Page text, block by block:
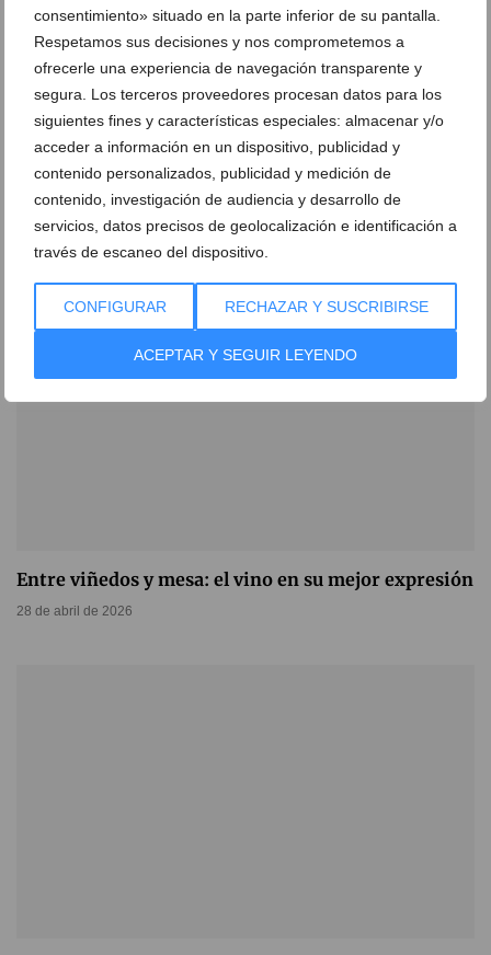
consentimiento» situado en la parte inferior de su pantalla.
Respetamos sus decisiones y nos comprometemos a
ofrecerle una experiencia de navegación transparente y
segura. Los terceros proveedores procesan datos para los
siguientes fines y características especiales: almacenar y/o
acceder a información en un dispositivo, publicidad y
contenido personalizados, publicidad y medición de
contenido, investigación de audiencia y desarrollo de
servicios, datos precisos de geolocalización e identificación a
través de escaneo del dispositivo.
CONFIGURAR RECHAZAR Y SUSCRIBIRSE
ACEPTAR Y SEGUIR LEYENDO
Bodegas Xaló refuerza su presencia en CINVE 2026
28 de abril de 2026
Entre viñedos y mesa: el vino en su mejor expresión
28 de abril de 2026